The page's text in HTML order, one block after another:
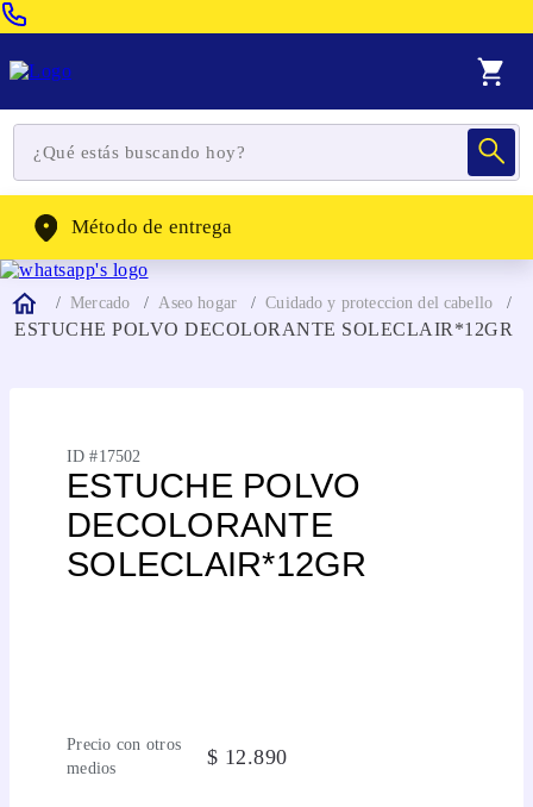
WhatsApp: (302) 262-4104
Método de entrega
Mercado Aseo hogar Cuidado y proteccion del cabello
ESTUCHE POLVO DECOLORANTE SOLECLAIR*12GR
ID #17502
ESTUCHE POLVO
DECOLORANTE
SOLECLAIR*12GR
Precio con otros
medios
$ 12.890